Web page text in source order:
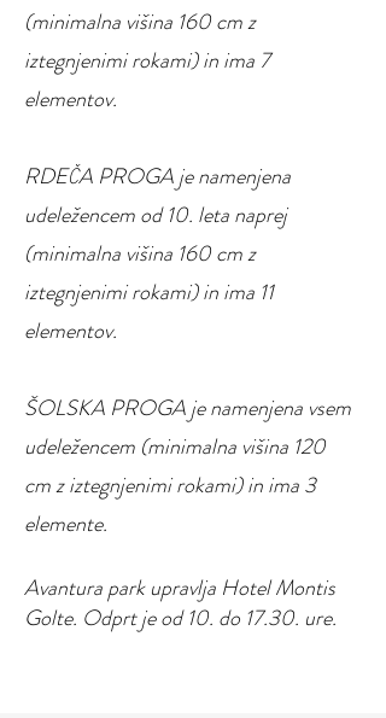
(minimalna višina 160 cm z
iztegnjenimi rokami) in ima 7
elementov.
RDEČA PROGA je namenjena
udeležencem od 10. leta naprej
(minimalna višina 160 cm z
iztegnjenimi rokami) in ima 11
elementov.
ŠOLSKA PROGA je namenjena vsem
udeležencem (minimalna višina 120
cm z iztegnjenimi rokami) in ima 3
elemente.
Avantura park upravlja Hotel Montis
Golte. Odprt je od 10. do 17.30. ure.